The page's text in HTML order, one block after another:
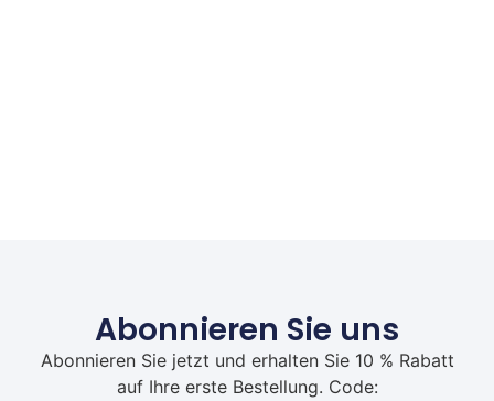
Abonnieren Sie uns
Abonnieren Sie jetzt und erhalten Sie 10 % Rabatt
auf Ihre erste Bestellung. Code: